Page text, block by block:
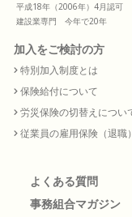
平成18年（2006年）4月認可
建設業専門 今年で20年
加入をご検討の方
特別加入制度とは
保険給付について
労災保険の切替えについ
従業員の雇用保険（退職）
よくある質問
事務組合マガジン